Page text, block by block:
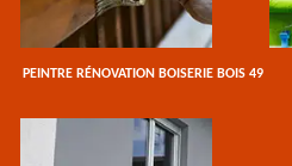
PEINTRE RÉNOVATION BOISERIE BOIS 49